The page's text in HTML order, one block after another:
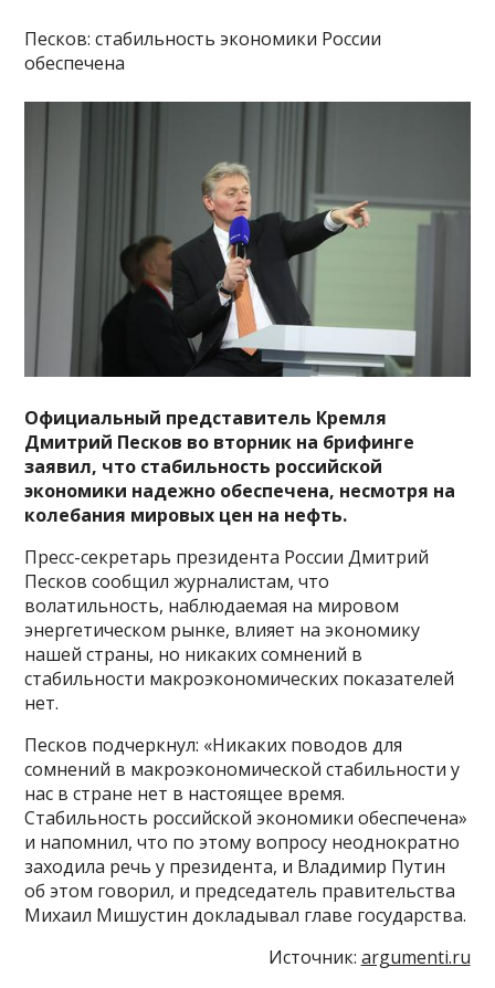
Песков: стабильность экономики России
обеспечена
Официальный представитель Кремля
Дмитрий Песков во вторник на брифинге
заявил, что стабильность российской
экономики надежно обеспечена, несмотря на
колебания мировых цен на нефть.
Пресс-секретарь президента России Дмитрий
Песков сообщил журналистам, что
волатильность, наблюдаемая на мировом
энергетическом рынке, влияет на экономику
нашей страны, но никаких сомнений в
стабильности макроэкономических показателей
нет.
Песков подчеркнул: «Никаких поводов для
сомнений в макроэкономической стабильности у
нас в стране нет в настоящее время.
Стабильность российской экономики обеспечена»
и напомнил, что по этому вопросу неоднократно
заходила речь у президента, и Владимир Путин
об этом говорил, и председатель правительства
Михаил Мишустин докладывал главе государства.
Источник: argumenti.ru